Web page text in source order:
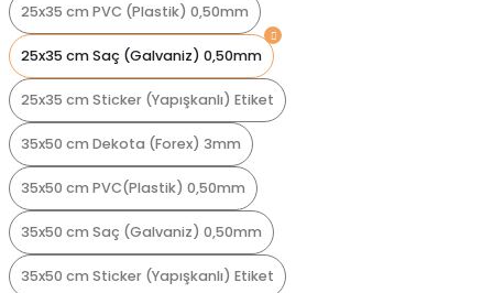
25x35 cm PVC (Plastik) 0,50mm
25x35 cm Saç (Galvaniz) 0,50mm
25x35 cm Sticker (Yapışkanlı) Etiket
35x50 cm Dekota (Forex) 3mm
35x50 cm PVC(Plastik) 0,50mm
35x50 cm Saç (Galvaniz) 0,50mm
35x50 cm Sticker (Yapışkanlı) Etiket